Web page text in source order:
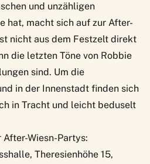
und unzähligen
hat, macht sich auf zur After-
nicht aus dem Festzelt direkt
die letzten Töne von Robbie
sind. Um die
in der Innenstadt finden sich
in Tracht und leicht beduselt
Wiesn-Partys:
Theresienhöhe 15,